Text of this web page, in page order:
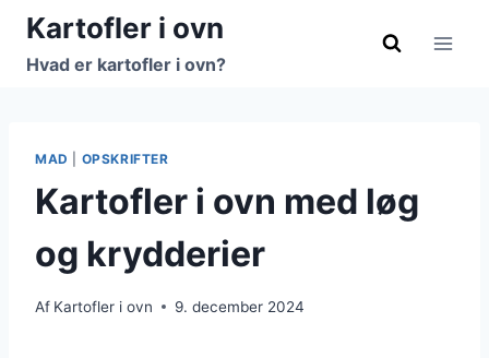
Fortsæt
indhold
Kartofler i ovn
Hvad er kartofler i ovn?
MAD OPSKRIFTER
Kartofler i ovn med løg
og krydderier
Af Kartofler i ovn 9. december 2024